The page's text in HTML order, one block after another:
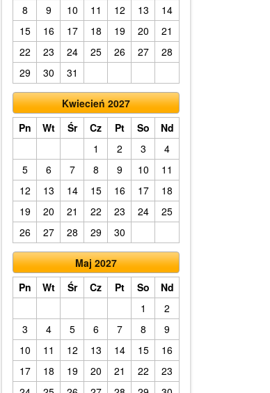
8
9 10 11 12 13
14
15
16 17 18 19 20
21
22
23 24 25 26 27
28
29
30 31
Kwiecień 2027
Pn
Wt Śr Cz Pt So
Nd
1
2 3
4
5
6 7 8 9 10
11
12
13 14 15 16 17
18
19
20 21 22 23 24
25
26
27 28 29 30
Maj 2027
Pn
Wt Śr Cz Pt So
Nd
1
2
3
4 5 6 7 8
9
10
11 12 13 14 15
16
17
18 19 20 21 22
23